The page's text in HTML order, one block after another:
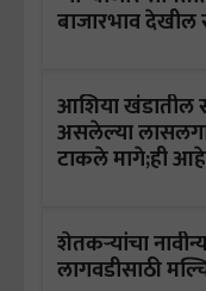
बाजारभाव
आशिया खंडातील
असलेल्या
टाकले मागे;ही
शेतकऱ्यांचा
लागवडीसाठी